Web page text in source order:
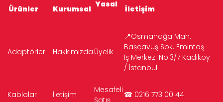
Ürünler
Kurumsal Yasal İletişim
Adaptörler Hakkımızda Üyelik
📍Osmanağa Mah.
Başçavuş Sok. Emintaş
İş Merkezi No:3/7 Kadıköy
/ İstanbul
Kablolar İletişim
Mesafeli ☎ 0216 773 00 44